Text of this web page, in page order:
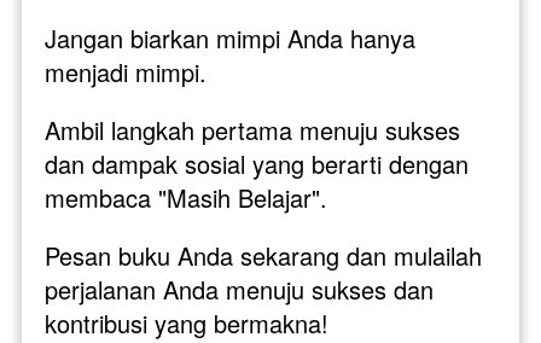
Jangan biarkan mimpi Anda hanya
menjadi mimpi.
Ambil langkah pertama menuju sukses
dan dampak sosial yang berarti dengan
membaca "Masih Belajar".
Pesan buku Anda sekarang dan mulailah
perjalanan Anda menuju sukses dan
kontribusi yang bermakna!